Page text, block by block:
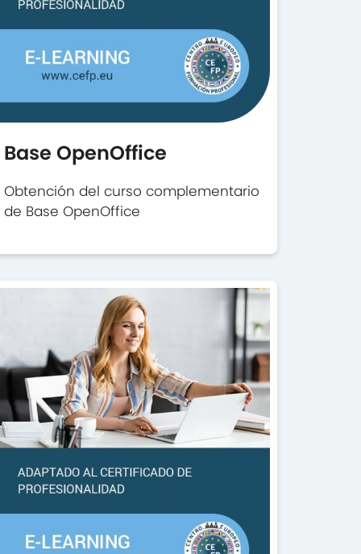
Base OpenOffice
Obtención del curso complementario
de Base OpenOffice